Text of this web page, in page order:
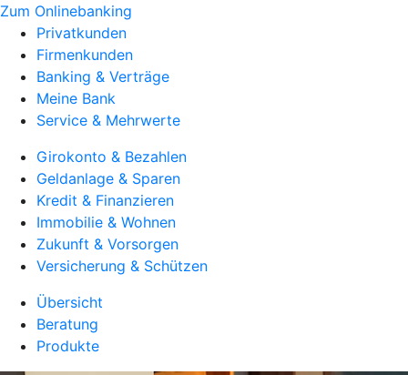
Zum Onlinebanking
Privatkunden
Firmenkunden
Banking & Verträge
Meine Bank
Service & Mehrwerte
Girokonto & Bezahlen
Geldanlage & Sparen
Kredit & Finanzieren
Immobilie & Wohnen
Zukunft & Vorsorgen
Versicherung & Schützen
Übersicht
Beratung
Produkte